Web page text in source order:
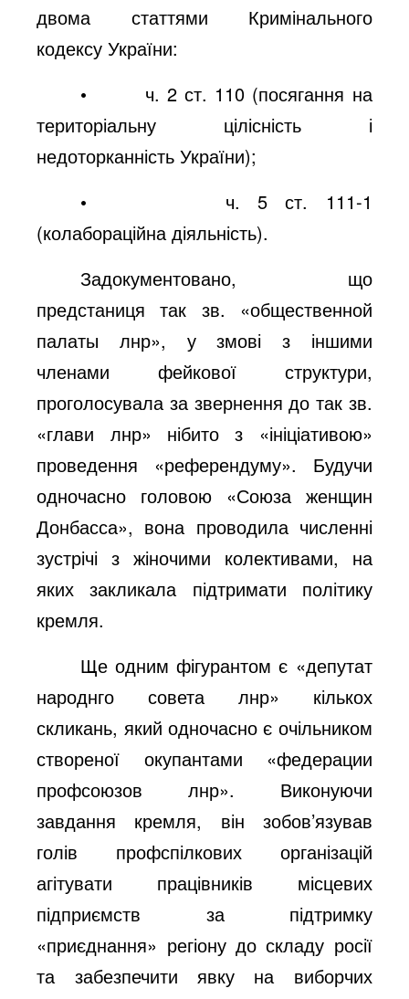
двома статтями Кримінального
кодексу України:
•
ч. 2 ст. 110 (посягання на
територіальну цілісність і
недоторканність України);
•
ч. 5 ст. 111-1
(колабораційна діяльність).
Задокументовано, що
предстаниця так зв. «общественной
палаты лнр», у змові з іншими
членами фейкової структури,
проголосувала за звернення до так зв.
«глави лнр» нібито з «ініціативою»
проведення «референдуму». Будучи
одночасно головою «Союза женщин
Донбасса», вона проводила численні
зустрічі з жіночими колективами, на
яких закликала підтримати політику
кремля.
Ще одним фігурантом є «депутат
народнго совета лнр» кількох
скликань, який одночасно є очільником
створеної окупантами «федерации
профсоюзов лнр». Виконуючи
завдання кремля, він зобов’язував
голів профспілкових організацій
агітувати працівників місцевих
підприємств за підтримку
«приєднання» регіону до складу росії
та забезпечити явку на виборчих